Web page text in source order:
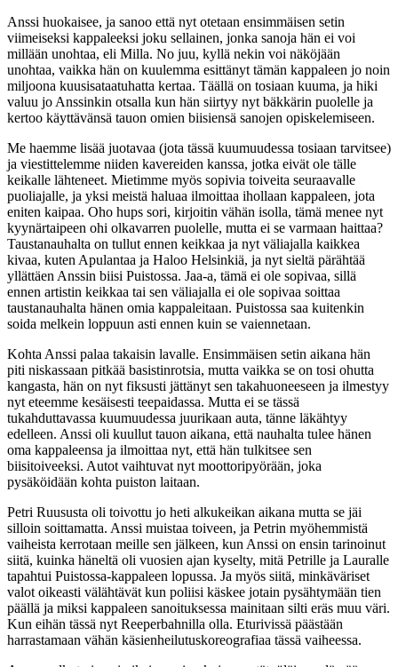
Anssi huokaisee, ja sanoo että nyt otetaan ensimmäisen setin
viimeiseksi kappaleeksi joku sellainen, jonka sanoja hän ei voi
millään unohtaa, eli Milla. No juu, kyllä nekin voi näköjään
unohtaa, vaikka hän on kuulemma esittänyt tämän kappaleen jo noin
miljoona kuusisataatuhatta kertaa. Täällä on tosiaan kuuma, ja hiki
valuu jo Anssinkin otsalla kun hän siirtyy nyt bäkkärin puolelle ja
kertoo käyttävänsä tauon omien biisiensä sanojen opiskelemiseen.
Me haemme lisää juotavaa (jota tässä kuumuudessa tosiaan tarvitsee)
ja viestittelemme niiden kavereiden kanssa, jotka eivät ole tälle
keikalle lähteneet. Mietimme myös sopivia toiveita seuraavalle
puoliajalle, ja yksi meistä haluaa ilmoittaa ihollaan kappaleen, jota
eniten kaipaa. Oho hups sori, kirjoitin vähän isolla, tämä menee nyt
kyynärtaipeen ohi olkavarren puolelle, mutta ei se varmaan haittaa?
Taustanauhalta on tullut ennen keikkaa ja nyt väliajalla kaikkea
kivaa, kuten Apulantaa ja Haloo Helsinkiä, ja nyt sieltä pärähtää
yllättäen Anssin biisi Puistossa. Jaa-a, tämä ei ole sopivaa, sillä
ennen artistin keikkaa tai sen väliajalla ei ole sopivaa soittaa
taustanauhalta hänen omia kappaleitaan. Puistossa saa kuitenkin
soida melkein loppuun asti ennen kuin se vaiennetaan.
Kohta Anssi palaa takaisin lavalle. Ensimmäisen setin aikana hän
piti niskassaan pitkää basistinrotsia, mutta vaikka se on tosi ohutta
kangasta, hän on nyt fiksusti jättänyt sen takahuoneeseen ja ilmestyy
nyt eteemme kesäisesti teepaidassa. Mutta ei se tässä
tukahduttavassa kuumuudessa juurikaan auta, tänne läkähtyy
edelleen. Anssi oli kuullut tauon aikana, että nauhalta tulee hänen
oma kappaleensa ja ilmoittaa nyt, että hän tulkitsee sen
biisitoiveeksi. Autot vaihtuvat nyt moottoripyörään, joka
pysäköidään kohta puiston laitaan.
Petri Ruususta oli toivottu jo heti alkukeikan aikana mutta se jäi
silloin soittamatta. Anssi muistaa toiveen, ja Petrin myöhemmistä
vaiheista kerrotaan meille sen jälkeen, kun Anssi on ensin tarinoinut
siitä, kuinka häneltä oli vuosien ajan kyselty, mitä Petrille ja Lauralle
tapahtui Puistossa-kappaleen lopussa. Ja myös siitä, minkäväriset
valot oikeasti välähtävät kun poliisi käskee jotain pysähtymään tien
päällä ja miksi kappaleen sanoituksessa mainitaan silti eräs muu väri.
Kun eihän tässä nyt Reeperbahnilla olla. Eturivissä päästään
harrastamaan vähän käsienheilutuskoreografiaa tässä vaiheessa.